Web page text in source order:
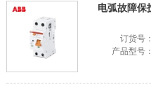
电弧故障保
订货号
产品型号